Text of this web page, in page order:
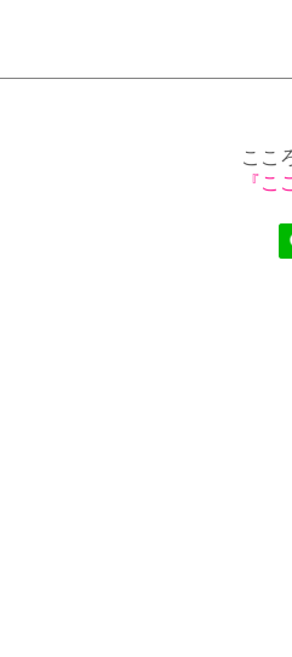
ここ
『こ